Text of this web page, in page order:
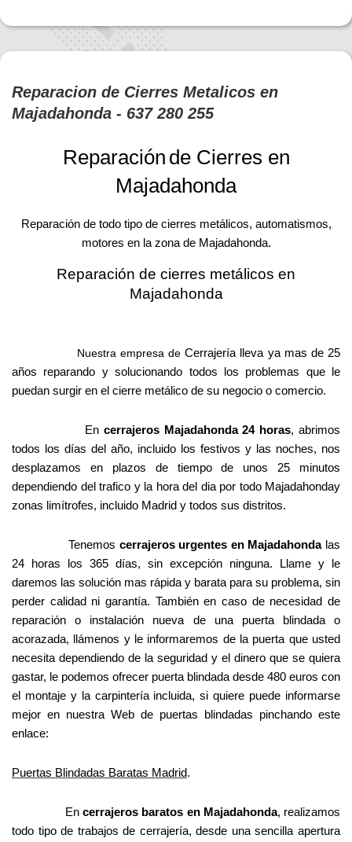
Reparacion de Cierres Metalicos en
Majadahonda - 637 280 255
Reparación de Cierres en
Majadahonda
Reparación de todo tipo de cierres metálicos, automatismos,
motores en la zona de Majadahonda.
Reparación de cierres metálicos en
Majadahonda
Nuestra empresa de Cerrajería lleva ya mas de 25
años reparando y solucionando todos los problemas que le
puedan surgir en el cierre metálico de su negocio o comercio.
En cerrajeros Majadahonda 24 horas, abrimos
todos los días del año, incluido los festivos y las noches, nos
desplazamos en plazos de tiempo de unos 25 minutos
dependiendo del trafico y la hora del dia por todo Majadahonday
zonas limítrofes, incluido Madrid y todos sus distritos.
Tenemos cerrajeros urgentes en Majadahondalas
24 horas los 365 días, sin excepción ninguna. Llame y le
daremos las solución mas rápida y barata para su problema, sin
perder calidad ni garantía. También en caso de necesidad de
reparación o instalación nueva de una puerta blindada o
acorazada, llámenos y le informaremos de la puerta que usted
necesita dependiendo de la seguridad y el dinero que se quiera
gastar, le podemos ofrecer puerta blindada desde 480 euros con
el montaje y la carpintería incluida, si quiere puede informarse
mejor en nuestra Web de puertas blindadas pinchando este
enlace:
Puertas Blindadas Baratas Madrid.
Encerrajeros baratos en Majadahonda, realizamos
todo tipo de trabajos de cerrajería, desde una sencilla apertura